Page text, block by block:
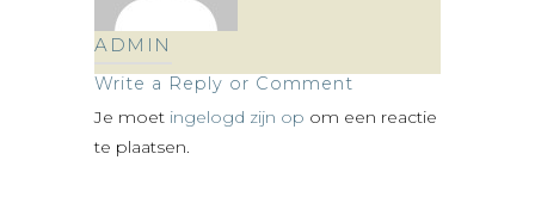
ADMIN
Write a Reply or Comment
Je moet ingelogd zijn op om een reactie
te plaatsen.